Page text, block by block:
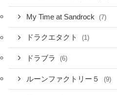
My Time at Sandrock (7)
ドラクエタクト (1)
ドラブラ (6)
ルーンファクトリー５ (9)